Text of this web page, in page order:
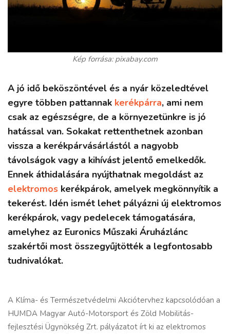
Kép forrása: pixabay.com
A jó idő beköszöntével és a nyár közeledtével
egyre többen pattannak kerékpárra, ami nem
csak az egészségre, de a környezetünkre is jó
hatással van. Sokakat rettenthetnek azonban
vissza a kerékpárvásárlástól a nagyobb
távolságok vagy a kihívást jelentő emelkedők.
Ennek áthidalására nyújthatnak megoldást az
elektromos kerékpárok, amelyek megkönnyítik a
tekerést. Idén ismét lehet pályázni új elektromos
kerékpárok, vagy pedelecek támogatására,
amelyhez az Euronics Műszaki Áruházlánc
szakértői most összegyűjtötték a legfontosabb
tudnivalókat.
A Klíma- és Természetvédelmi Akciótervhez kapcsolódóan a
HUMDA Magyar Autó-Motorsport és Zöld Mobilitás-
fejlesztési Ügynökség Zrt. pályázatot írt ki az elektromos